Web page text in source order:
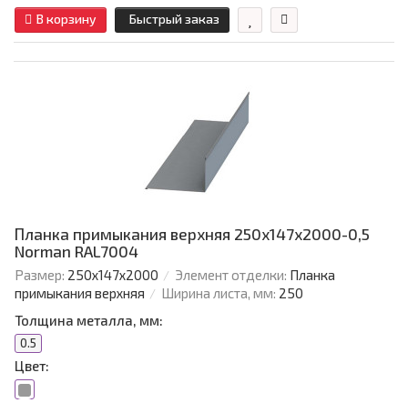
В корзину Быстрый заказ
Планка примыкания верхняя 250х147х2000-0,5
Norman RAL7004
Размер: 250х147х2000 Элемент отделки: Планка
примыкания верхняя
Ширина листа, мм: 250
Толщина металла, мм:
0.5
Цвет: